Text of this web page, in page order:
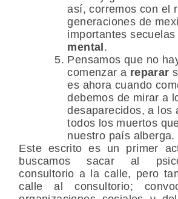
así, corremos con el
generaciones de
importantes
mental.
Pensamos que no
comenzar a reparar
es ahora cuando
debemos de mirar a
desaparecidos, a los
todos los muertos
nuestro país alberga.
Este escrito es un primer
buscamos sacar al
consultorio a la calle, pero
calle al consultorio;